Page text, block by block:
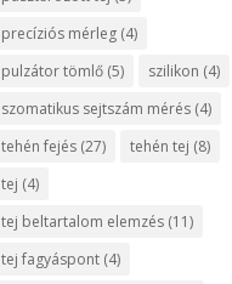
precíziós mérleg(4)
pulzátor tömlő(5) szilikon (4)
szomatikus sejtszám mérés(4)
tehén fejés(27) tehén tej (8)
tej (4)
tej beltartalom elemzés(11)
tej fagyáspont(4)